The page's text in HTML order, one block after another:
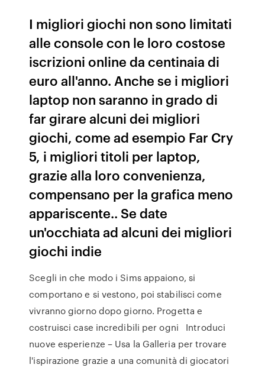
I migliori giochi non sono limitati
alle console con le loro costose
iscrizioni online da centinaia di
euro all'anno. Anche se i migliori
laptop non saranno in grado di
far girare alcuni dei migliori
giochi, come ad esempio Far Cry
5, i migliori titoli per laptop,
grazie alla loro convenienza,
compensano per la grafica meno
appariscente.. Se date
un'occhiata ad alcuni dei migliori
giochi indie
Scegli in che modo i Sims appaiono, si
comportano e si vestono, poi stabilisci come
vivranno giorno dopo giorno. Progetta e
costruisci case incredibili per ogni Introduci
nuove esperienze – Usa la Galleria per trovare
l'ispirazione grazie a una comunità di giocatori